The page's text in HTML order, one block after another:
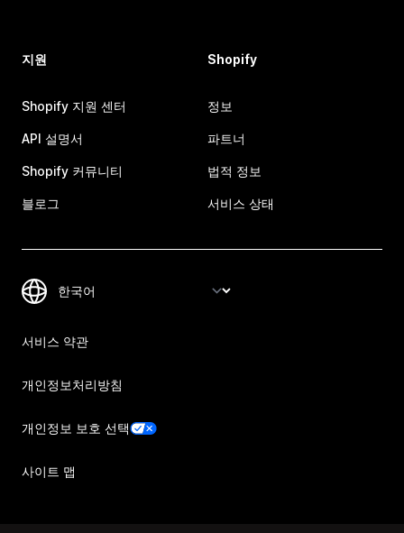
지원
Shopify 지원 센터
API 설명서
Shopify 커뮤니티
블로그
Shopify
정보
파트너
법적 정보
서비스 상태
서비스 약관
개인정보처리방침
개인정보 보호 선택
사이트 맵